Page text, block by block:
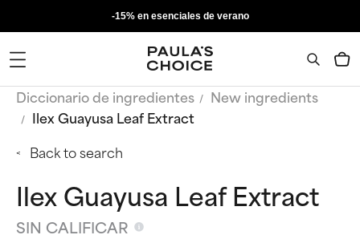
-15% en esenciales de verano
Diccionario de ingredientes
New ingredients
Ilex Guayusa Leaf Extract
Back to search
Ilex Guayusa Leaf Extract
SIN CALIFICAR